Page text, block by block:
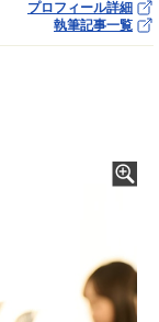
プロフィール詳細
執筆記事一覧